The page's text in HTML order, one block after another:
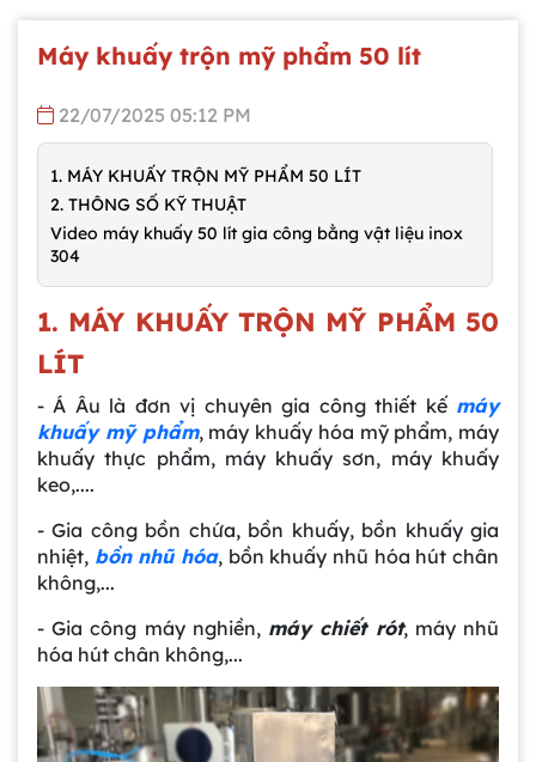
Máy khuấy trộn mỹ phẩm 50 lít
22/07/2025 05:12 PM
1. MÁY KHUẤY TRỘN MỸ PHẨM 50 LÍT
2. THÔNG SỐ KỸ THUẬT
Video máy khuấy 50 lít gia công bằng vật liệu inox
304
1. MÁY KHUẤY TRỘN MỸ PHẨM 50
LÍT
- Á Âu là đơn vị chuyên gia công thiết kế máy
khuấy mỹ phẩm, máy khuấy hóa mỹ phẩm, máy
khuấy thực phẩm, máy khuấy sơn, máy khuấy
keo,....
- Gia công bồn chứa, bồn khuấy, bồn khuấy gia
nhiệt, bồn nhũ hóa, bồn khuấy nhũ hóa hút chân
không,...
- Gia công máy nghiền, máy chiết rót, máy nhũ
hóa hút chân không,...